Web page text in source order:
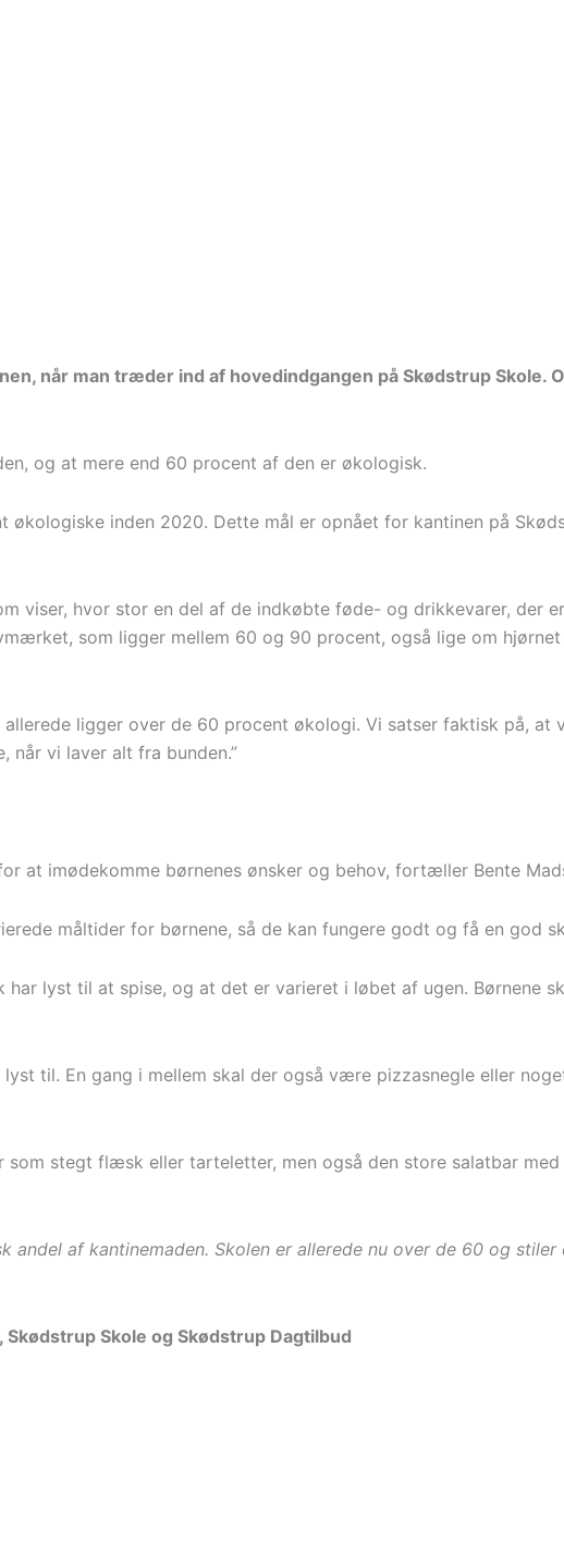
når man træder ind af hovedindgangen på Skødstrup Skole.
og at mere end 60 procent af den er økologisk.
inden 2020. Dette mål er opnået for kantinen på
viser, hvor stor en del af de indkøbte føde- og drikkevarer, der
som ligger mellem 60 og 90 procent, også lige om
ligger over de 60 procent økologi. Vi satser faktisk på, at
når vi laver alt fra bunden.”
at imødekomme børnenes ønsker og behov, fortæller Bente
måltider for børnene, så de kan fungere godt og få en god
lyst til at spise, og at det er varieret i løbet af ugen. Børnene
til. En gang i mellem skal der også være pizzasnegle eller
stegt flæsk eller tarteletter, men også den store salatbar
af kantinemaden. Skolen er allerede nu over de 60 og
Skole og Skødstrup Dagtilbud